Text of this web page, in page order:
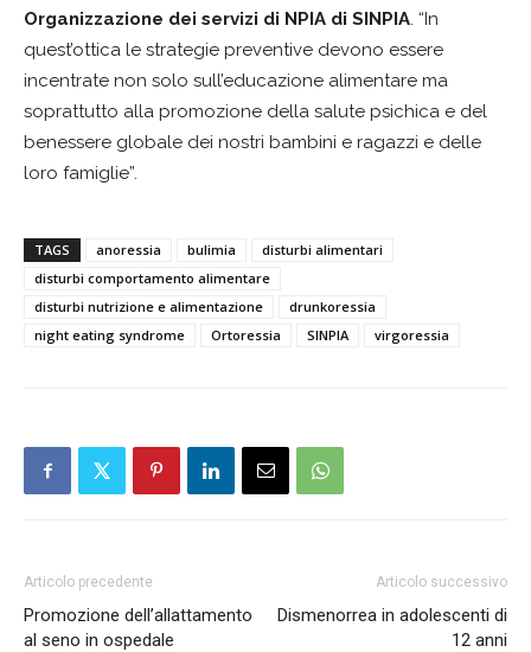
Organizzazione dei servizi di NPIA di SINPIA. “In
quest’ottica le strategie preventive devono essere
incentrate non solo sull’educazione alimentare ma
soprattutto alla promozione della salute psichica e del
benessere globale dei nostri bambini e ragazzi e delle
loro famiglie”.
TAGS anoressia bulimia
disturbi alimentari
disturbi comportamento alimentare
disturbi nutrizione e alimentazione
drunkoressia
night eating syndrome
Ortoressia SINPIA virgoressia
Articolo precedente
Promozione dell’allattamento
al seno in ospedale
Articolo successivo
Dismenorrea in adolescenti di
12 anni